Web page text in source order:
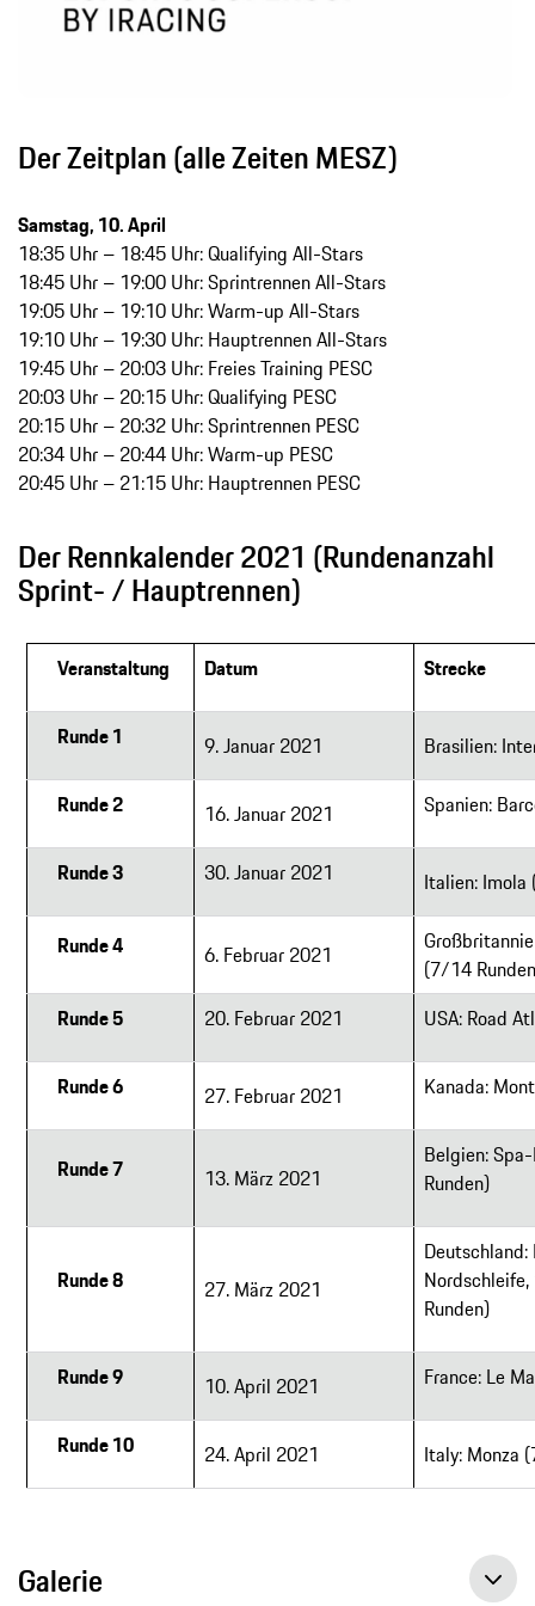
Der Zeitplan (alle Zeiten MESZ)
Samstag, 10. April
18:35 Uhr – 18:45 Uhr: Qualifying All-Stars
18:45 Uhr – 19:00 Uhr: Sprintrennen All-Stars
19:05 Uhr – 19:10 Uhr: Warm-up All-Stars
19:10 Uhr – 19:30 Uhr: Hauptrennen All-Stars
19:45 Uhr – 20:03 Uhr: Freies Training PESC
20:03 Uhr – 20:15 Uhr: Qualifying PESC
20:15 Uhr – 20:32 Uhr: Sprintrennen PESC
20:34 Uhr – 20:44 Uhr: Warm-up PESC
20:45 Uhr – 21:15 Uhr: Hauptrennen PESC
Der Rennkalender 2021 (Rundenanzahl
Sprint- / Hauptrennen)
Veranstaltung Datum Strecke
Runde 1 9. Januar 2021 Brasilien:
Runde 2 16. Januar 2021 Spanien:
Runde 3 30. Januar 2021 Italien:
Runde 4 6. Februar 2021
(7/14
Runde 5
20. Februar 2021 USA: Road
Runde 6 27. Februar 2021 Kanada:
Runde 7 13. März 2021
Belgien:
Runden)
Runde 8 27. März 2021
Runden)
Runde 9 10. April 2021 France: Le
Runde 10 24. April 2021 Italy: Monza
Galerie